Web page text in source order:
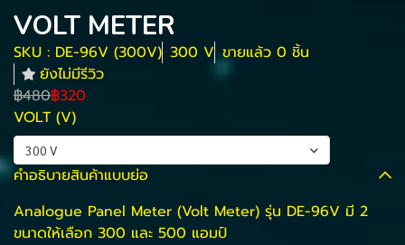
VOLT METER
SKU : DE-96V (300V) 300 V ขายแล้ว 0 ชิ้น
ยังไม่มีรีวิว
฿480฿320
VOLT (V)
300 V
คำอธิบายสินค้าแบบย่อ
Analogue Panel Meter (Volt Meter) รุ่น DE-96V มี 2
ขนาดให้เลือก 300 และ 500 แอมป์